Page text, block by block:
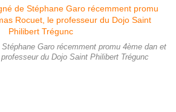
Garo récemment promu 4ème dan et
du Dojo Saint Philibert Trégunc